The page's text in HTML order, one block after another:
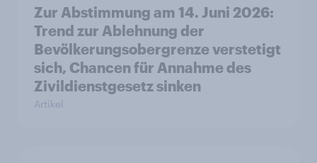
Zur Abstimmung am 14. Juni 2026:
Trend zur Ablehnung der
Bevölkerungsobergrenze verstetigt
sich, Chancen für Annahme des
Zivildienstgesetz sinken
Artikel